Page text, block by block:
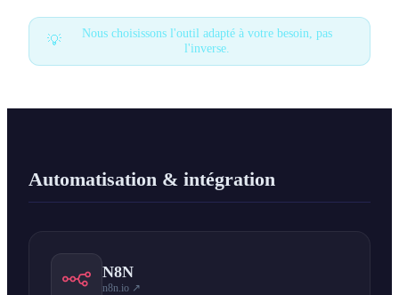
Tous les services
À propos
💡
Nous choisissons l'outil adapté à votre besoin, pas
l'inverse.
Automatisation & intégration
N8N
n8n.io ↗